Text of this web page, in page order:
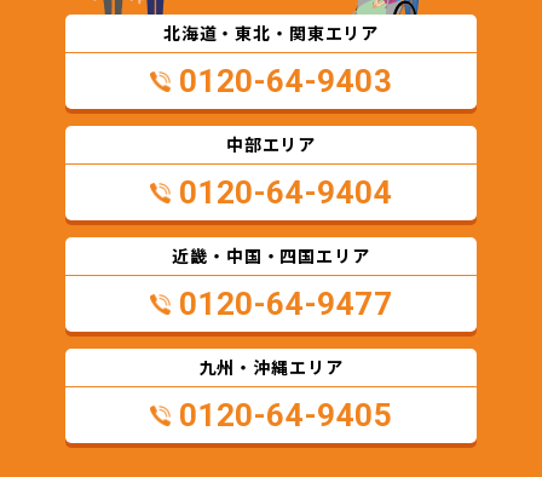
北海道・東北・関東エリア
0120-64-9403
中部エリア
0120-64-9404
近畿・中国・四国エリア
0120-64-9477
九州・沖縄エリア
0120-64-9405